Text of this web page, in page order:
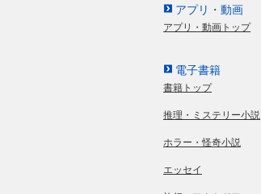
アプリ・動画
アプリ・動画トップ
電子書籍
書籍トップ
推理・ミステリー小説
ホラー・怪奇小説
エッセイ